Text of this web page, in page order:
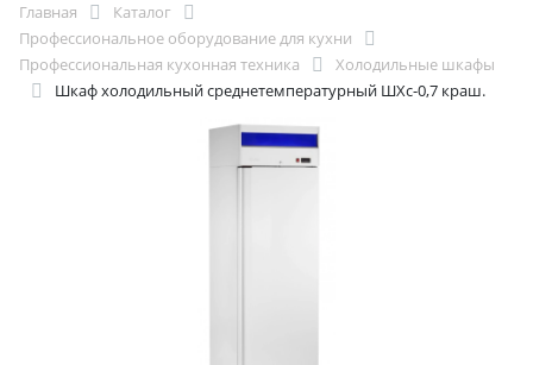
Главная
Каталог
Профессиональное оборудование для кухни
Профессиональная кухонная техника
Холодильные шкафы
Шкаф холодильный среднетемпературный ШХс-0,7 краш.